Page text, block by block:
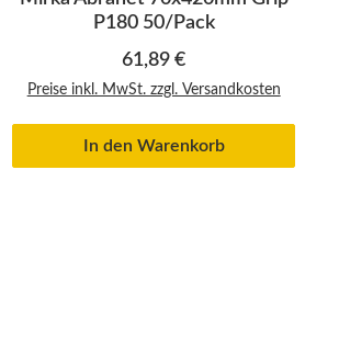
P180 50/Pack
Regulärer Preis:
61,89 €
Preise inkl. MwSt. zzgl. Versandkosten
In den Warenkorb